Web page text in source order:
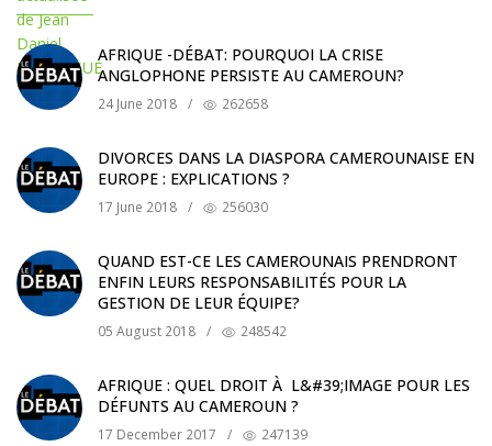
AFRIQUE -DÉBAT: POURQUOI LA CRISE
ANGLOPHONE PERSISTE AU CAMEROUN?
24 June 2018 / 262658
DIVORCES DANS LA DIASPORA CAMEROUNAISE EN
EUROPE : EXPLICATIONS ?
17 June 2018 / 256030
QUAND EST-CE LES CAMEROUNAIS PRENDRONT
ENFIN LEURS RESPONSABILITÉS POUR LA
GESTION DE LEUR ÉQUIPE?
05 August 2018 / 248542
AFRIQUE : QUEL DROIT À L&#39;IMAGE POUR LES
DÉFUNTS AU CAMEROUN ?
17 December 2017 / 247139